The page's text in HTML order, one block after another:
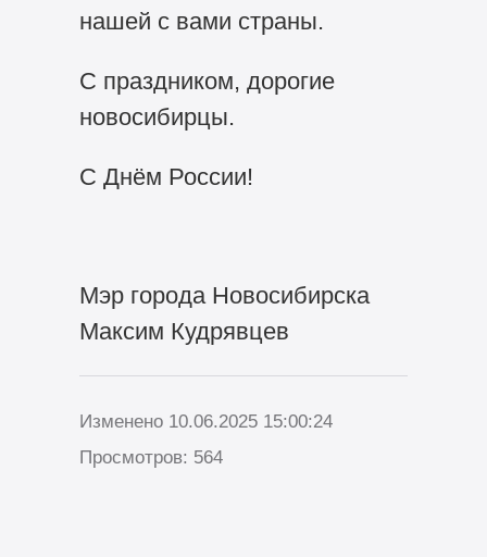
нашей с вами страны.
С праздником, дорогие
новосибирцы.
С Днём России!
Мэр города Новосибирска
Максим Кудрявцев
Изменено 10.06.2025 15:00:24
Просмотров: 564